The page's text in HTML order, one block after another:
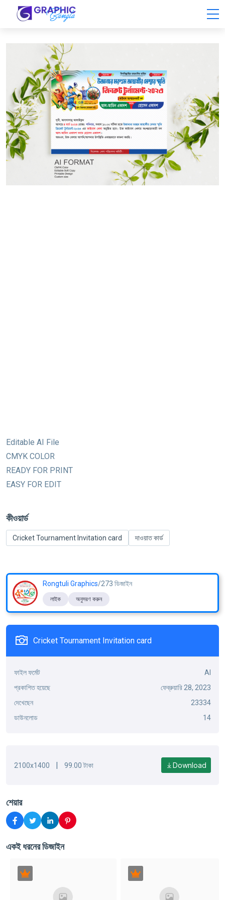
Editable AI File
CMYK COLOR
READY FOR PRINT
EASY FOR EDIT
কীওয়ার্ড
Cricket Tournament Invitation card দাওয়াত কার্ড
Rongtuli Graphics/273 ডিজাইন
লাইক অনুসরণ করুন
Cricket Tournament Invitation card
ফাইল ফর্মেট
AI
প্রকাশিত হয়েছে
ফেব্রুয়ারি 28, 2023
দেখেছেন
23334
ডাউনলোড
14
2100x1400 | 99.00 টাকা Download
শেয়ার
একই ধরনের ডিজাইন